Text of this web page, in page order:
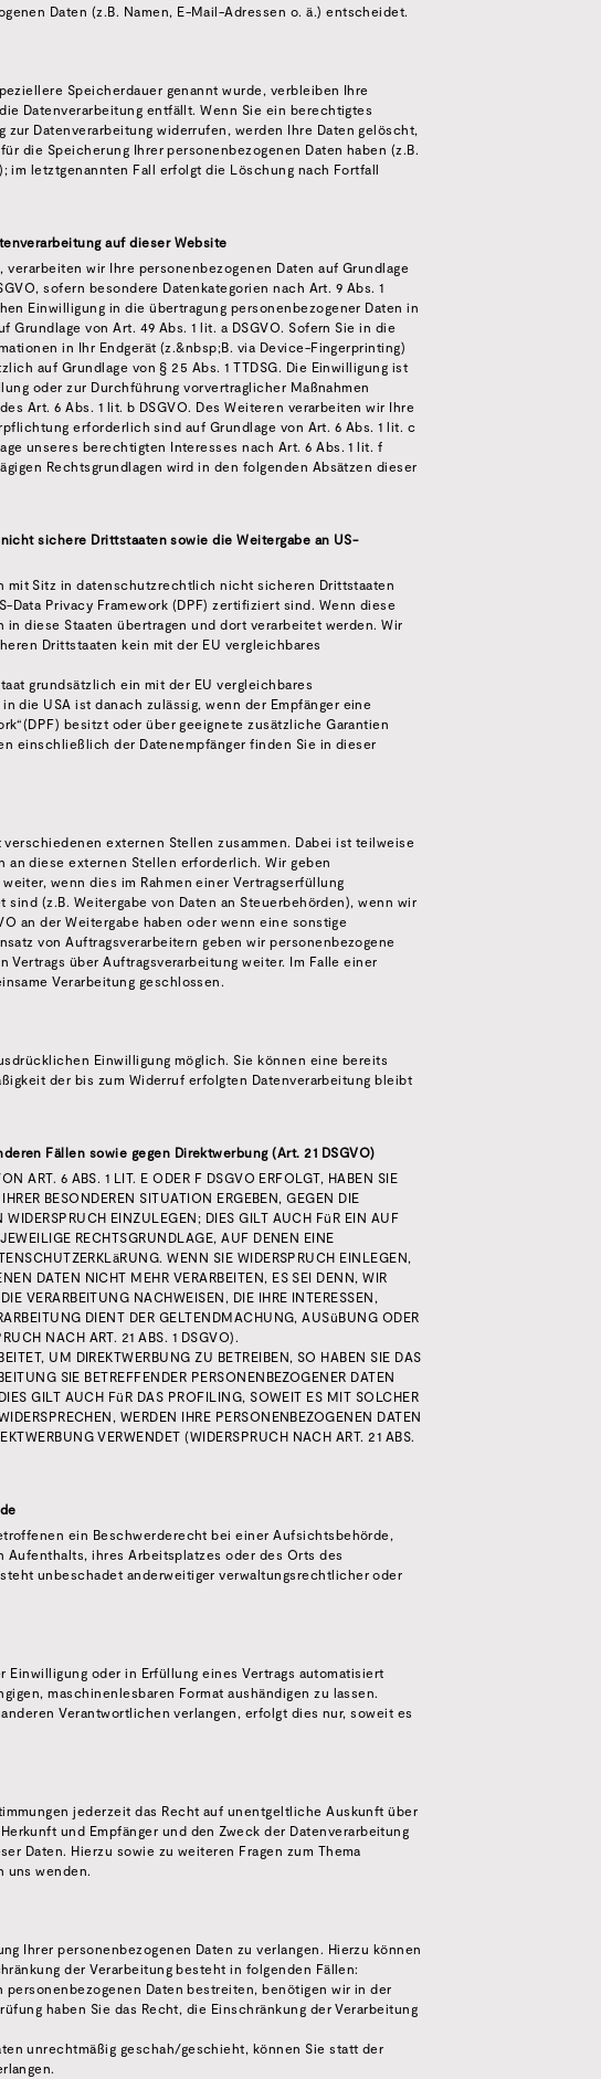
Daten (z.B. Namen, E-Mail-Adressen o. ä.) entscheidet.
Speicherdauer genannt wurde, verbleiben Ihre
Datenverarbeitung entfällt. Wenn Sie ein berechtigtes
Datenverarbeitung widerrufen, werden Ihre Daten gelöscht,
die Speicherung Ihrer personenbezogenen Daten haben (z.B.
letztgenannten Fall erfolgt die Löschung nach Fortfall
auf dieser Website
wir Ihre personenbezogenen Daten auf Grundlage
sofern besondere Datenkategorien nach Art. 9 Abs. 1
Einwilligung in die übertragung personenbezogener Daten in
von Art. 49 Abs. 1 lit. a DSGVO. Sofern Sie in die
in Ihr Endgerät (z.&nbsp;B. via Device-Fingerprinting)
auf Grundlage von § 25 Abs. 1 TTDSG. Die Einwilligung ist
oder zur Durchführung vorvertraglicher Maßnahmen
Art. 6 Abs. 1 lit. b DSGVO. Des Weiteren verarbeiten wir Ihre
erforderlich sind auf Grundlage von Art. 6 Abs. 1 lit. c
unseres berechtigten Interesses nach Art. 6 Abs. 1 lit. f
Rechtsgrundlagen wird in den folgenden Absätzen dieser
sichere Drittstaaten sowie die Weitergabe an US-
mit Sitz in datenschutzrechtlich nicht sicheren Drittstaaten
Data Privacy Framework (DPF) zertifiziert sind. Wenn diese
diese Staaten übertragen und dort verarbeitet werden. Wir
Drittstaaten kein mit der EU vergleichbares
grundsätzlich ein mit der EU vergleichbares
die USA ist danach zulässig, wenn der Empfänger eine
besitzt oder über geeignete zusätzliche Garantien
einschließlich der Datenempfänger finden Sie in dieser
externen Stellen zusammen. Dabei ist teilweise
an diese externen Stellen erforderlich. Wir geben
wenn dies im Rahmen einer Vertragserfüllung
(z.B. Weitergabe von Daten an Steuerbehörden), wenn wir
an der Weitergabe haben oder wenn eine sonstige
von Auftragsverarbeitern geben wir personenbezogene
Vertrags über Auftragsverarbeitung weiter. Im Falle einer
Verarbeitung geschlossen.
Einwilligung möglich. Sie können eine bereits
der bis zum Widerruf erfolgten Datenverarbeitung bleibt
Fällen sowie gegen Direktwerbung (Art. 21 DSGVO)
ART. 6 ABS. 1 LIT. E ODER F DSGVO ERFOLGT, HABEN SIE
BESONDEREN SITUATION ERGEBEN, GEGEN DIE
WIDERSPRUCH EINZULEGEN; DIES GILT AUCH FüR EIN AUF
RECHTSGRUNDLAGE, AUF DENEN EINE
WENN SIE WIDERSPRUCH EINLEGEN,
DATEN NICHT MEHR VERARBEITEN, ES SEI DENN, WIR
VERARBEITUNG NACHWEISEN, DIE IHRE INTERESSEN,
DIENT DER GELTENDMACHUNG, AUSüBUNG ODER
NACH ART. 21 ABS. 1 DSGVO).
UM DIREKTWERBUNG ZU BETREIBEN, SO HABEN SIE DAS
SIE BETREFFENDER PERSONENBEZOGENER DATEN
GILT AUCH FüR DAS PROFILING, SOWEIT ES MIT SOLCHER
WERDEN IHRE PERSONENBEZOGENEN DATEN
VERWENDET (WIDERSPRUCH NACH ART. 21 ABS.
ein Beschwerderecht bei einer Aufsichtsbehörde,
ihres Arbeitsplatzes oder des Orts des
unbeschadet anderweitiger verwaltungsrechtlicher oder
Einwilligung oder in Erfüllung eines Vertrags automatisiert
maschinenlesbaren Format aushändigen zu lassen.
Verantwortlichen verlangen, erfolgt dies nur, soweit es
jederzeit das Recht auf unentgeltliche Auskunft über
und Empfänger und den Zweck der Datenverarbeitung
Daten. Hierzu sowie zu weiteren Fragen zum Thema
uns wenden.
Ihrer personenbezogenen Daten zu verlangen. Hierzu können
der Verarbeitung besteht in folgenden Fällen:
Daten bestreiten, benötigen wir in der
haben Sie das Recht, die Einschränkung der Verarbeitung
unrechtmäßig geschah/geschieht, können Sie statt der